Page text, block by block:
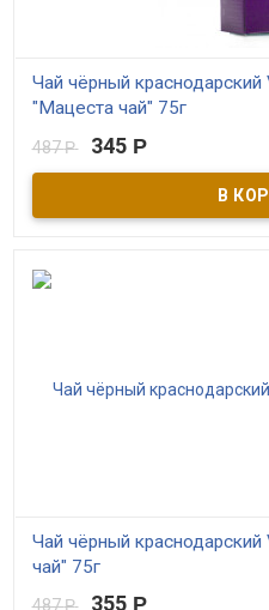
Чай чёрный
"Мацеста чай" 75г
В наличии
Чёрный байховый
чёрной смородины.
Контролируемое
487Р 345 Р
Чай чёрный
чай" 75г
487Р 355 Р